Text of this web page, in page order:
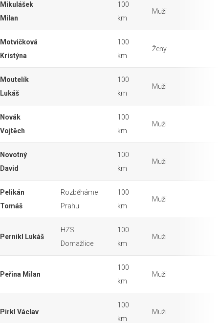
Mikulášek
Milan
100
km
Muži
Motvičková
Kristýna
100
km
Ženy
Moutelík
Lukáš
100
km
Muži
Novák
Vojtěch
100
km
Muži
Novotný
David
100
km
Muži
Pelikán
Tomáš
Rozběháme
Prahu
100
km
Muži
Pernikl Lukáš
HZS
Domažlice
100
km
Muži
Peřina Milan
100
km
Muži
Pirkl Václav
100
km
Muži